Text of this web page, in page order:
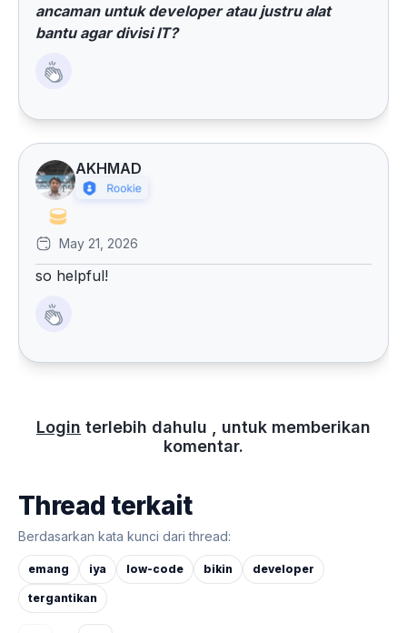
ancaman untuk developer atau justru alat
bantu agar divisi IT?
AKHMAD
May 21, 2026
so helpful!
Login terlebih dahulu , untuk memberikan
komentar.
Thread terkait
Berdasarkan kata kunci dari thread:
emang iya low-code bikin developer
tergantikan